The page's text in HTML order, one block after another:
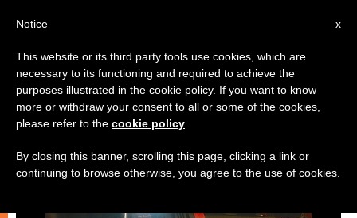
كنيسة محليّة
x
Notice
This website or its third party tools use cookies, which are
necessary to its functioning and required to achieve the
purposes illustrated in the cookie policy. If you want to know
more or withdraw your consent to all or some of the cookies,
please refer to the cookie policy
By closing this banner, scrolling this page, clicking a link or
continuing to browse otherwise, you agree to the use of cookies.